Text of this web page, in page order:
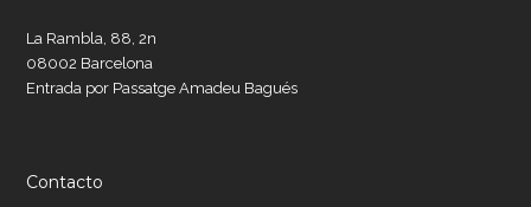
La Rambla, 88, 2n
08002 Barcelona
Entrada por Passatge Amadeu Bagués
Contacto